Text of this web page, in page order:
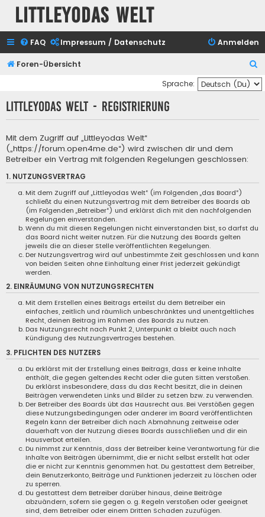
Littleyodas Welt
FAQ Impressum / Datenschutz Anmelden
Foren-Übersicht
u
c
Sprache:
Littleyodas Welt - Registrierung
Mit dem Zugriff auf „Littleyodas Welt“
(„https://forum.open4me.de“) wird zwischen dir und dem
Betreiber ein Vertrag mit folgenden Regelungen geschlossen:
1. NUTZUNGSVERTRAG
Mit dem Zugriff auf „Littleyodas Welt“ (im Folgenden „das Board“)
schließt du einen Nutzungsvertrag mit dem Betreiber des Boards ab
(im Folgenden „Betreiber“) und erklärst dich mit den nachfolgenden
Regelungen einverstanden.
Wenn du mit diesen Regelungen nicht einverstanden bist, so darfst du
das Board nicht weiter nutzen. Für die Nutzung des Boards gelten
jeweils die an dieser Stelle veröffentlichten Regelungen.
Der Nutzungsvertrag wird auf unbestimmte Zeit geschlossen und kann
von beiden Seiten ohne Einhaltung einer Frist jederzeit gekündigt
werden.
2. EINRÄUMUNG VON NUTZUNGSRECHTEN
Mit dem Erstellen eines Beitrags erteilst du dem Betreiber ein
einfaches, zeitlich und räumlich unbeschränktes und unentgeltliches
Recht, deinen Beitrag im Rahmen des Boards zu nutzen.
Das Nutzungsrecht nach Punkt 2, Unterpunkt a bleibt auch nach
Kündigung des Nutzungsvertrages bestehen.
3. PFLICHTEN DES NUTZERS
Du erklärst mit der Erstellung eines Beitrags, dass er keine Inhalte
enthält, die gegen geltendes Recht oder die guten Sitten verstoßen.
Du erklärst insbesondere, dass du das Recht besitzt, die in deinen
Beiträgen verwendeten Links und Bilder zu setzen bzw. zu verwenden.
Der Betreiber des Boards übt das Hausrecht aus. Bei Verstößen gegen
diese Nutzungsbedingungen oder anderer im Board veröffentlichten
Regeln kann der Betreiber dich nach Abmahnung zeitweise oder
dauerhaft von der Nutzung dieses Boards ausschließen und dir ein
Hausverbot erteilen.
Du nimmst zur Kenntnis, dass der Betreiber keine Verantwortung für die
Inhalte von Beiträgen übernimmt, die er nicht selbst erstellt hat oder
die er nicht zur Kenntnis genommen hat. Du gestattest dem Betreiber,
dein Benutzerkonto, Beiträge und Funktionen jederzeit zu löschen oder
zu sperren.
Du gestattest dem Betreiber darüber hinaus, deine Beiträge
abzuändern, sofern sie gegen o. g. Regeln verstoßen oder geeignet
sind, dem Betreiber oder einem Dritten Schaden zuzufügen.